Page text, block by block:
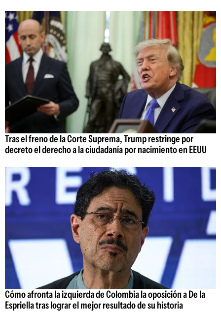
Tras el freno de la Corte Suprema, Trump restringe por
decreto el derecho a la ciudadanía por nacimiento en EEUU
Cómo afronta la izquierda de Colombia la oposición a De la
Espriella tras lograr el mejor resultado de su historia